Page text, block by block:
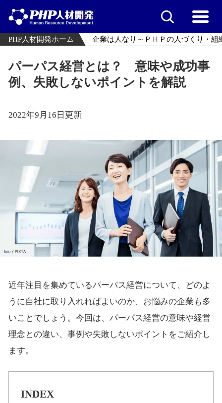
PHP人材開発ホーム 企業は人なり～ＰＨＰの人づくり・組
パーパス経営とは？ 意味や成功事
例、失敗しないポイントを解説
2022年9月16日更新
近年注目を集めているパーパス経営について、どのよ
うに自社に取り入れればよいのか、お悩みの企業も多
いことでしょう。今回は、パーパス経営の意味や経営
理念との違い、事例や失敗しないポイントをご紹介し
ます。
INDEX